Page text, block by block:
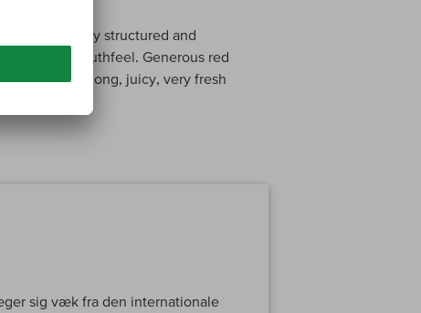
but firmly structured and
dust mouthfeel. Generous red
in the long, juicy, very fresh
sig væk fra den internationale